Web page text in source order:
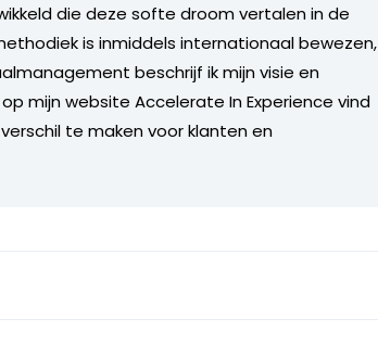
die deze softe droom vertalen in de
is inmiddels internationaal bewezen,
beschrijf ik mijn visie en
mijn website Accelerate In Experience vind
te maken voor klanten en